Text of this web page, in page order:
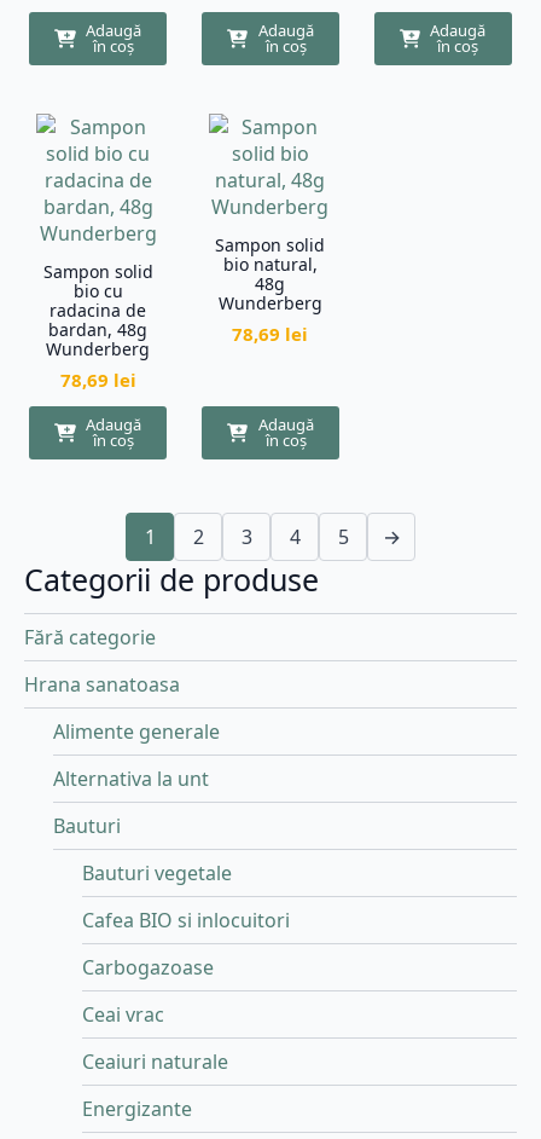
Categorii de produse
Fără categorie
Hrana sanatoasa
Alimente generale
Alternativa la unt
Bauturi
Bauturi vegetale
Cafea BIO si inlocuitori
Carbogazoase
Ceai vrac
Ceaiuri naturale
Energizante
Adaugă
în coș
Adaugă
în coș
Adaugă
în coș
Sampon solid
bio cu
radacina de
bardan, 48g
Wunderberg
78,69 lei
Adaugă
în coș
Sampon solid
bio natural,
48g
Wunderberg
78,69 lei
Adaugă
în coș
1 2 3 4 5 →